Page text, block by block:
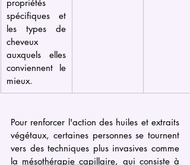
propriétés
spécifiques et
les types de
cheveux
auxquels elles
conviennent le
mieux.
Pour renforcer l'action des huiles et extraits
végétaux, certaines personnes se tournent
vers des techniques plus invasives comme
la mésothérapie capillaire, qui consiste à